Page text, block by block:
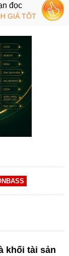
đọc
GIÁ TỐT
khối tài sản